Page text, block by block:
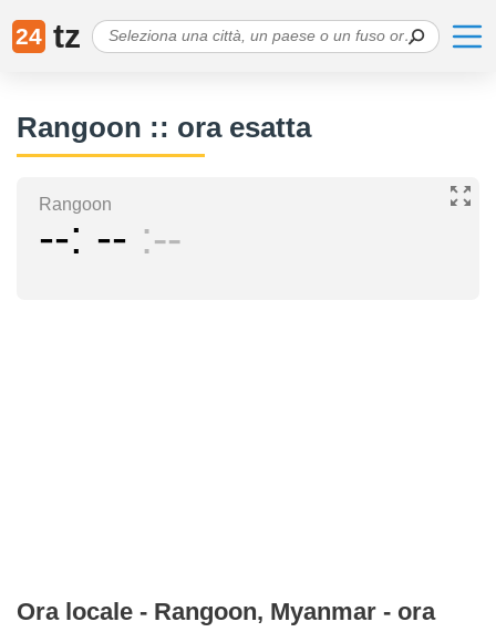
24 tz
Rangoon :: ora esatta
Rangoon
-- -- --
Ora locale - Rangoon, Myanmar - ora